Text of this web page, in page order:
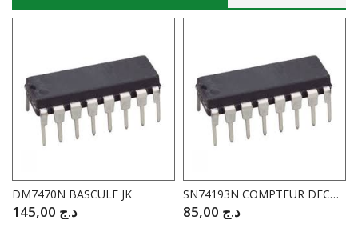
DM7470N BASCULE JK
د.ج
SN74193N COMPTEUR DECOMPTEUR BINAIRE
د.ج